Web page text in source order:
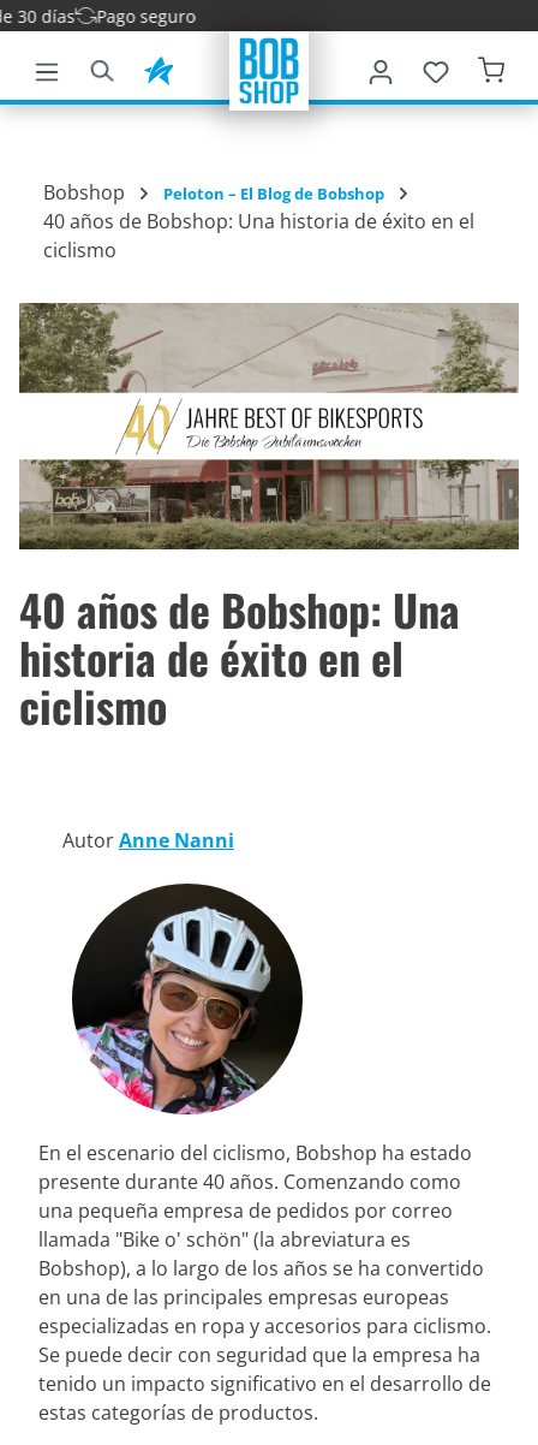
principal
Pago seguro
Bobshop Peloton – El Blog de Bobshop
40 años de Bobshop: Una historia de éxito en el
ciclismo
40 años de Bobshop: Una
historia de éxito en el
ciclismo
AutorAnne Nanni
En el escenario del ciclismo, Bobshop ha estado
presente durante 40 años. Comenzando como
una pequeña empresa de pedidos por correo
llamada "Bike o' schön" (la abreviatura es
Bobshop), a lo largo de los años se ha convertido
en una de las principales empresas europeas
especializadas en ropa y accesorios para ciclismo.
Se puede decir con seguridad que la empresa ha
tenido un impacto significativo en el desarrollo de
estas categorías de productos.